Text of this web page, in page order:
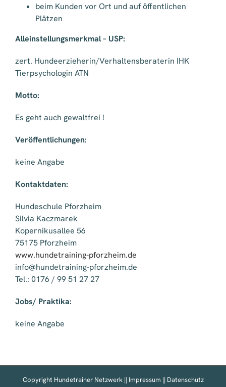
beim Kunden vor Ort und auf öffentlichen
Plätzen
Alleinstellungsmerkmal – USP:
zert. Hundeerzieherin/Verhaltensberaterin IHK
Tierpsychologin ATN
Motto:
Es geht auch gewaltfrei !
Veröffentlichungen:
keine Angabe
Kontaktdaten:
Hundeschule Pforzheim
Silvia Kaczmarek
Kopernikusallee 56
75175 Pforzheim
www.hundetraining-pforzheim.de
info@hundetraining-pforzheim.de
Tel.: 0176 / 99 51 27 27
Jobs/ Praktika:
keine Angabe
Copyright Hundetrainer Netzwerk || Impressum || Datenschutz